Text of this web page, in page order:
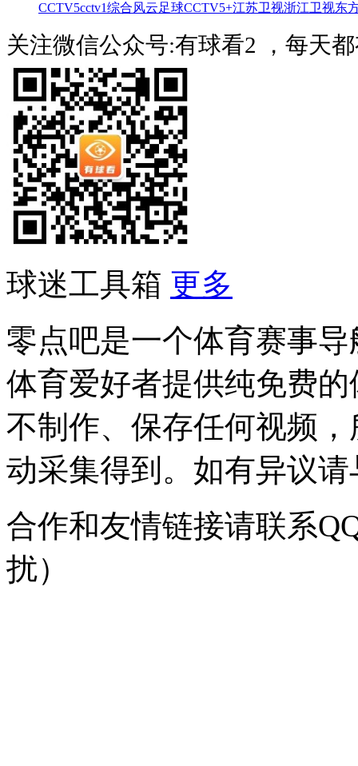
CCTV5cctv1综合风云足球CCTV5+江苏卫视浙江卫视东
关注微信公众号:有球看2 ，每天
球迷工具箱 更多
零点吧是一个体育赛事
体育爱好者提供纯免费
不制作、保存任何视频
动采集得到。如有异议
合作和友情链接请联系
扰）